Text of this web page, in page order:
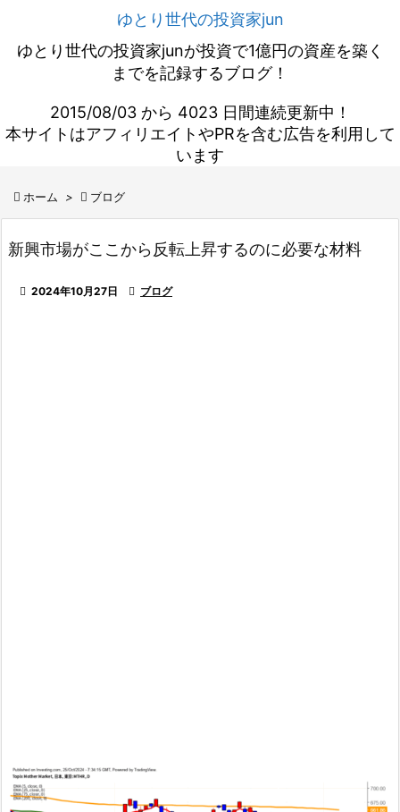
ゆとり世代の投資家jun
ゆとり世代の投資家junが投資で1億円の資産を築く
までを記録するブログ！
2015/08/03 から 4023 日間連続更新中！
本サイトはアフィリエイトやPRを含む広告を利用して
います
 ホーム >  ブログ
新興市場がここから反転上昇するのに必要な材料
 2024年10月27日  ブログ